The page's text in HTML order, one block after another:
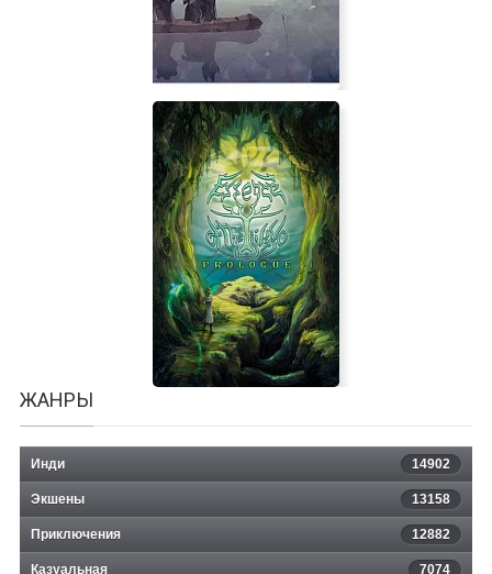
Shelter 2 Mountains
ЖАНРЫ
Инди 14902
Экшены 13158
Приключения 12882
Казуальная 7074